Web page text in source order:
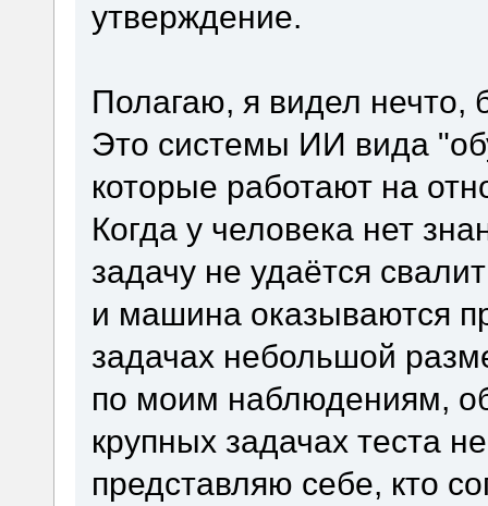
утверждение.
Полагаю, я видел нечто,
Это системы ИИ вида
которые работают на
Когда у человека нет
задачу не удаётся
и машина оказываются
задачах небольшой
по моим наблюдениям,
крупных задачах теста
представляю себе, кто